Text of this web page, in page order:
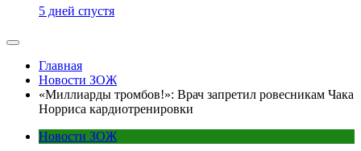
5 дней спустя
Главная
Новости ЗОЖ
«Миллиарды тромбов!»: Врач запретил ровесникам Чака
Норриса кардиотренировки
Новости ЗОЖ